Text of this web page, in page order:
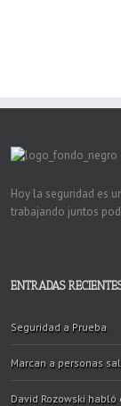
Hoy la seguridad es
trabajando juntos
ENTRADAS
Seguridad a Prueba
Marcan a personas
David Rozowski